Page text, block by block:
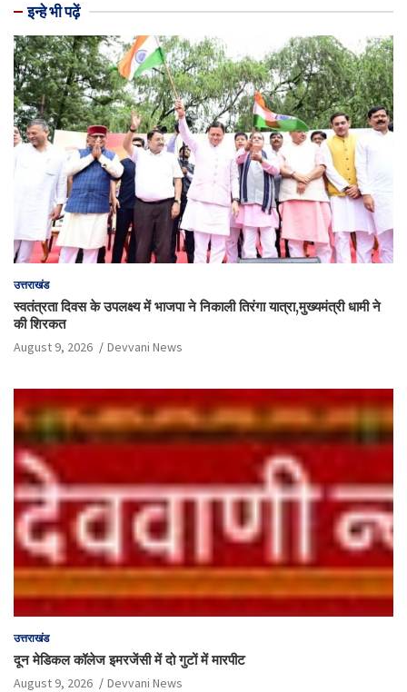
इन्हे भी पढ़ें
उत्तराखंड
स्वतंत्रता दिवस के उपलक्ष्य में भाजपा ने निकाली तिरंगा यात्रा,मुख्यमंत्री धामी ने
की शिरकत
August 9, 2026 Devvani News
उत्तराखंड
दून मेडिकल कॉलेज इमरजेंसी में दो गुटों में मारपीट
August 9, 2026 Devvani News